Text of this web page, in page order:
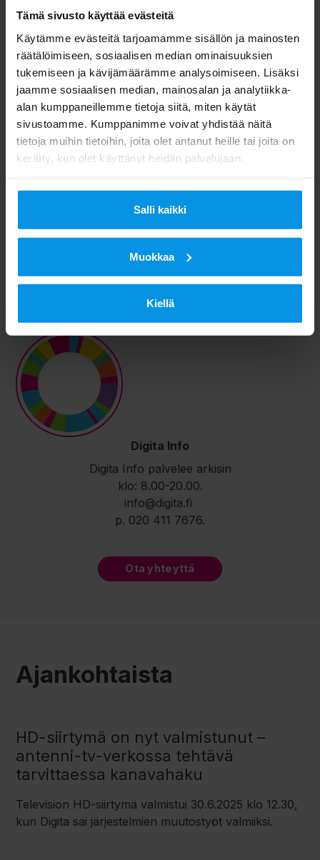
Tämä sivusto käyttää evästeitä
Käytämme evästeitä tarjoamamme sisällön ja mainosten
räätälöimiseen, sosiaalisen median ominaisuuksien
tukemiseen ja kävijämäärämme analysoimiseen. Lisäksi
jaamme sosiaalisen median, mainosalan ja analytiikka-
alan kumppaneillemme tietoja siitä, miten käytät
sivustoamme. Kumppanimme voivat yhdistää näitä
tietoja muihin tietoihin, joita olet antanut heille tai joita on
kerätty, kun olet käyttänyt heidän palvelujaan.
Salli kaikki
Muokkaa
Kiellä
Tutustu
HD-kanavat
HD-vastaanottimet
Antennijärjestelmät
DigitaPRO antenniasentajat
HD-siirtymä ja televisio mökillä
Kanavanumerointimuutos
Kuluttajapalvelu Digita Info
Askarruttaako HD-siirtymä?
Ota yhteyttä kuluttajapalvelu Digita Infoon
Digita Info
Digita Info palvelee arkisin
klo: 8.00-20.00.
info@digita.fi
p. 020 411 7676.
Ota yhteyttä
Ajankohtaista
HD-siirtymä on nyt valmistunut –
antenni-tv-verkossa tehtävä
tarvittaessa kanavahaku
Television HD-siirtymä valmistui 30.6.2025 klo 12.30,
kun Digita sai järjestelmien muutostyöt valmiiksi.